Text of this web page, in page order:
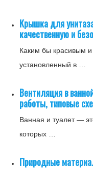
Крышка для
качественную и
Каким бы красивым
установленный в …
Вентиляция в
работы, типовые
Ванная и туалет —
которых …
Природные